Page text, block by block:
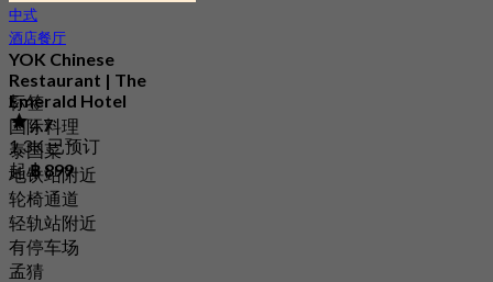
中式
酒店餐厅
YOK Chinese
Restaurant | The
Emerald Hotel
4.7
1.3K 已预订
起฿ 899
标签
国际料理
泰国菜
地铁站附近
轮椅通道
轻轨站附近
有停车场
孟猜